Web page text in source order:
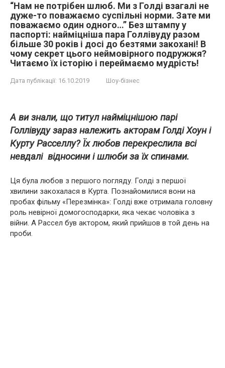
“Нам не потрібен шлюб. Ми з Голді взагалі не
дуже-то поважаємо суспільні норми. Зате ми
поважаємо один одного…” Без штампу у
паспорті: найміцніша пара Голлівуду разом
більше 30 років і досі до безтями закохані! В
чому секрет цього неймовірного подружжя?
Читаємо їх історію і переймаємо мудрість!
Дата публікації: 16.10.2019 Шоу-бізнес
А ви знали, що титул найміцнішою парі
Голлівуду зараз належить акторам Голді Хоун і
Курту Расселлу? Їх любов перекреслила всі
невдалі відносини і шлюби за їх спинами.
Ця була любов з першого погляду. Голді з першої
хвилини закохалася в Курта. Познайомилися вони на
пробах фільму «Перезмінка»: Голді вже отримала головну
роль невірної домогосподарки, яка чекає чоловіка з
війни. А Рассел був актором, який прийшов в той день на
проби.